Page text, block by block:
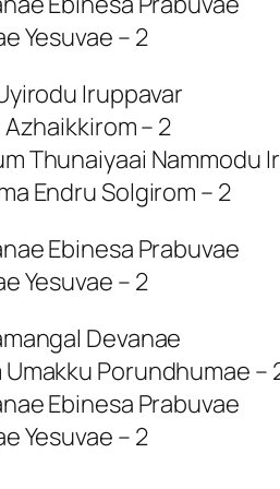
Yesuvae – 2
Iruppavar
Azhaikkirom – 2
Thunaiyaai Nammodu
Endru Solgirom – 2
Ebinesa Prabuvae
Yesuvae – 2
Devanae
Porundhumae –
Ebinesa Prabuvae
Yesuvae – 2